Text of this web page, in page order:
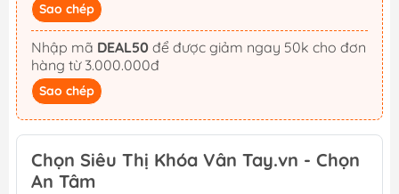
Sao chép
Nhập mã DEAL50
hàng từ 3.000.000đ
Sao chép
Chọn Siêu Thị Khóa Vân Tay.vn - Chọn
An Tâm